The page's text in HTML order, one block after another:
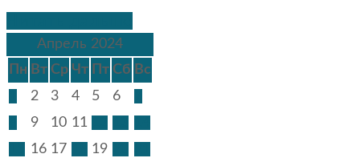
Апрель 2024
Пн Вт Ср Чт Пт Сб Вс
2 3 4 5 6
9 10 11
16 17 19